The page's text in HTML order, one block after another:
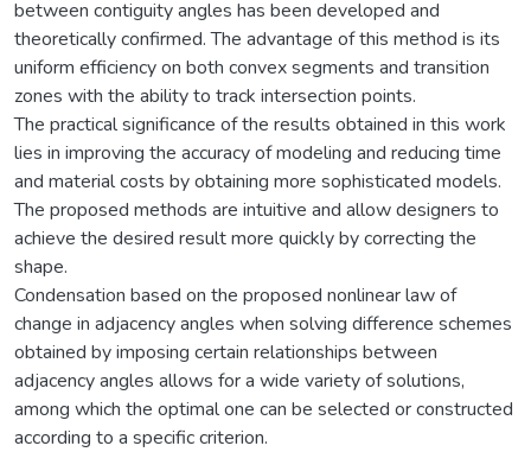
between contiguity angles has been developed and
theoretically confirmed. The advantage of this method is its
uniform efficiency on both convex segments and transition
zones with the ability to track intersection points.
The practical significance of the results obtained in this work
lies in improving the accuracy of modeling and reducing time
and material costs by obtaining more sophisticated models.
The proposed methods are intuitive and allow designers to
achieve the desired result more quickly by correcting the
shape.
Condensation based on the proposed nonlinear law of
change in adjacency angles when solving difference schemes
obtained by imposing certain relationships between
adjacency angles allows for a wide variety of solutions,
among which the optimal one can be selected or constructed
according to a specific criterion.